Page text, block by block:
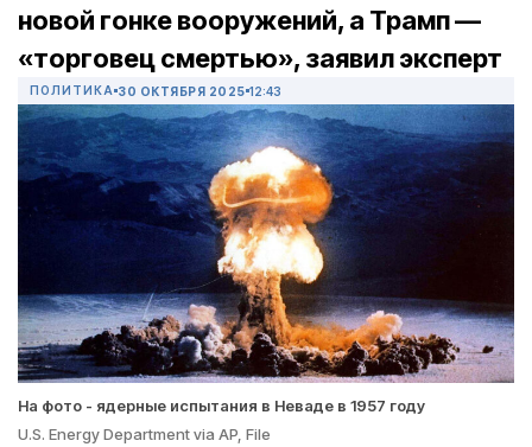
новой гонке вооружений, а Трамп —
«торговец смертью», заявил эксперт
ПОЛИТИКА 30 ОКТЯБРЯ 2025 12:43
На фото - ядерные испытания в Неваде в 1957 году
U.S. Energy Department via AP, File